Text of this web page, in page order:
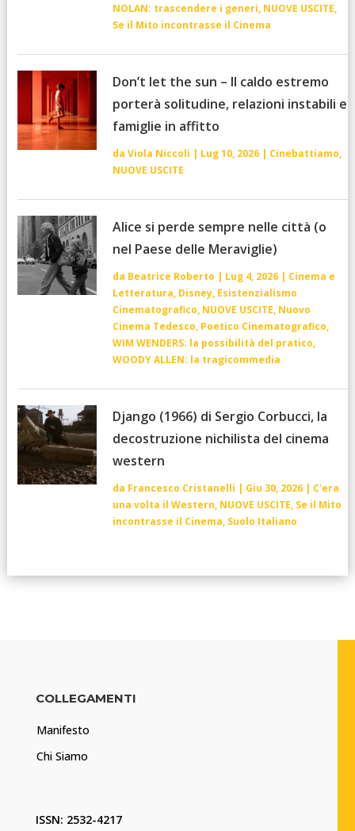
NOLAN: trascendere i generi, NUOVE USCITE,
Se il Mito incontrasse il Cinema
Don’t let the sun – Il caldo estremo
porterà solitudine, relazioni instabili e
famiglie in affitto
da Viola Niccoli | Lug 10, 2026| Cinebattiamo,
NUOVE USCITE
Alice si perde sempre nelle città (o
nel Paese delle Meraviglie)
da Beatrice Roberto | Lug 4, 2026| Cinema e
Letteratura, Disney, Esistenzialismo
Cinematografico, NUOVE USCITE, Nuovo
Cinema Tedesco, Poetico Cinematografico,
WIM WENDERS: la possibilità del pratico,
WOODY ALLEN: la tragicommedia
Django (1966) di Sergio Corbucci, la
decostruzione nichilista del cinema
western
da Francesco Cristanelli | Giu 30, 2026| C'era
una volta il Western, NUOVE USCITE, Se il Mito
incontrasse il Cinema, Suolo Italiano
COLLEGAMENTI
Manifesto
Chi Siamo
ISSN: 2532-4217